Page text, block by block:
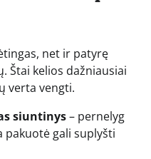
net ir patyrę
Štai kelios dažniausiai
verta vengti.
siuntinys– pernelyg
pakuotė gali suplyšti